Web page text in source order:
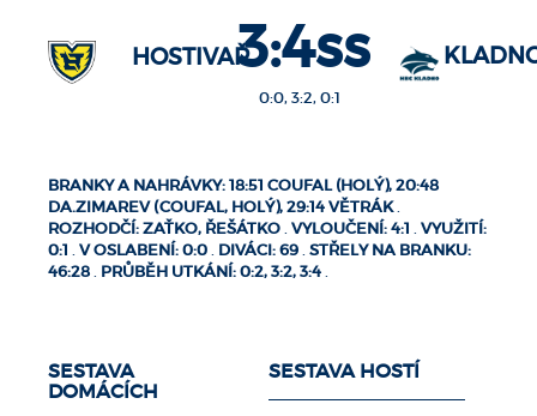
HOSTIVAŘ3:4ss
0:0, 3:2, 0:1
BRANKY A NAHRÁVKY: 18:51 COUFAL (HOLÝ), 20:48
DA.ZIMAREV (COUFAL, HOLÝ), 29:14 VĚTRÁK.
ROZHODČÍ: ZAŤKO, ŘEŠÁTKO. VYLOUČENÍ: 4:1 . VYUŽITÍ:
0:1 . V OSLABENÍ: 0:0. DIVÁCI: 69. STŘELY NA BRANKU:
46:28. PRŮBĚH UTKÁNÍ: 0:2, 3:2, 3:4.
SESTAVA
DOMÁCÍCH
SESTAVA HOSTÍ